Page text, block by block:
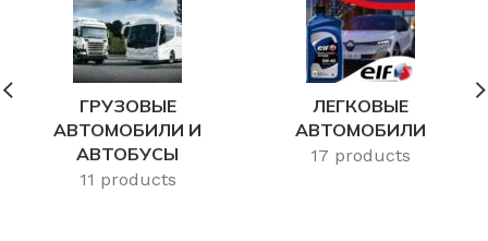
ГРУЗОВЫЕ
АВТОМОБИЛИ И
АВТОБУСЫ
11 products
ЛЕГКОВЫЕ
АВТОМОБИЛИ
17 products